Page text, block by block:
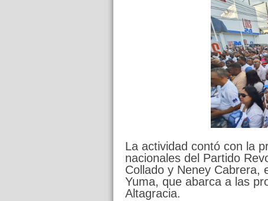
La actividad contó con la
nacionales del Partido
Collado y Neney Cabrera,
Yuma, que abarca a las
Altagracia.